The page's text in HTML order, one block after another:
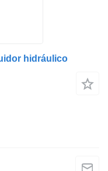
hidráulico